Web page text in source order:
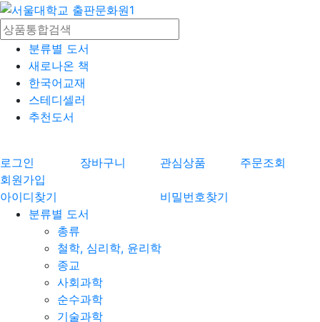
분류별 도서
새로나온 책
한국어교재
스테디셀러
추천도서
로그인 장바구니 관심상품
주문조회
회원가입
아이디찾기
비밀번호찾기
분류별 도서
총류
철학, 심리학, 윤리학
종교
사회과학
순수과학
기술과학